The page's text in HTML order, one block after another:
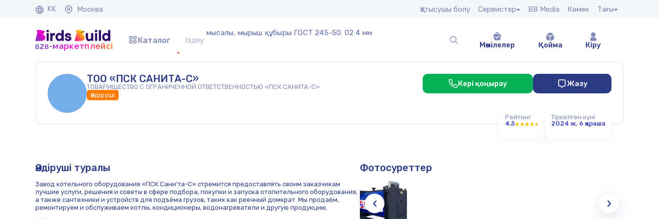
KK Москва Қатысушы болу Сервистер BB Media Көмек Тағы
b2b-маркетплейсі
Каталог
мысалы, мырыш құбыры ГОСТ 245-50. 02 4 мм
Мәмілелер
Қойма Кіру
ТОО «ПСК САНИТА-С»
ТОВАРИЩЕСТВО С ОГРАНИЧЕННОЙ ОТВЕТСТВЕННОСТЬЮ «ПСК САНИТА-С»
Өндіруші
Кері қоңырау Жазу
Рейтинг
4,5
Тіркелген күні
2024 ж. 6 қараша
Өндіруші туралы
Завод котельного оборудования «ПСК Сани'та-С» стремится предоставлять своим заказчикам
лучшие услуги, решения и советы в сфере подбора, покупки и запуска отопительного оборудования,
а также сантехники и устройств для подъёма грузов, таких как реечный домкрат. Мы продаём,
ремонтируем и обслуживаем котлы, кондиционеры, водонагреватели и другую продукцию.
Фотосуреттер